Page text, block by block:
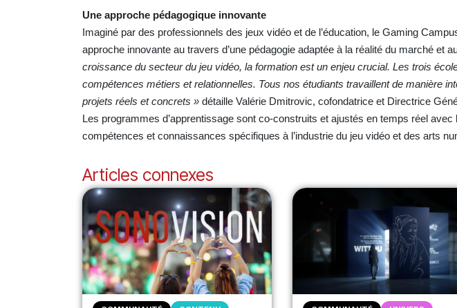
Une approche pédagogique innovante
Imaginé par des professionnels des jeux vidéo et de l’éducation, le Gaming
approche innovante au travers d’une pédagogie adaptée à la réalité du marché et
croissance du secteur du jeu vidéo, la formation est un enjeu crucial. Les trois
compétences métiers et relationnelles. Tous nos étudiants travaillent de manière
projets réels et concrets »détaille Valérie Dmitrovic, cofondatrice et Directrice
Les programmes d’apprentissage sont co-construits et ajustés en temps réel
compétences et connaissances spécifiques à l’industrie du jeu vidéo et des arts
Articles connexes